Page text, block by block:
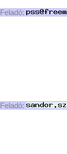
Feladó:
Feladó: